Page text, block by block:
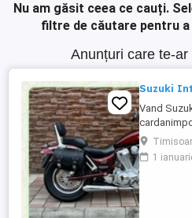
Nu am găsit ceea ce cauți.
filtre de căutare pentru
Anunțuri care te-
Suzuki
Vand
inmatriculat
la
diferenta
1